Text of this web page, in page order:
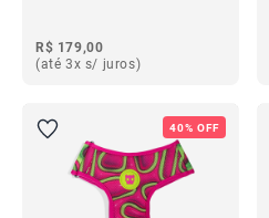
R$ 179,00
(até 3x s/ juros)
40% OFF